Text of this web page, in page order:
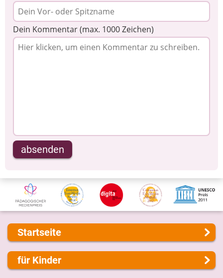
Dein Kommentar (max. 1000 Zeichen)
absenden
Startseite
Über uns
Presse
für Kinder